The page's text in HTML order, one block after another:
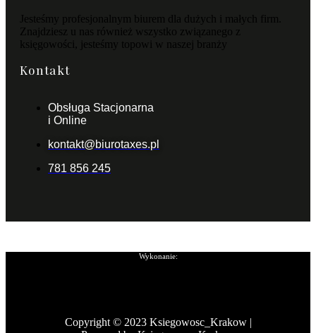
Jesteśmy profesjonalnym biurem dla dużych i małych firm.
Znajdziesz u nas również wszystko związanego z
księgowości, jesteśmy topowi w naszej branży
Kontakt
Obsługa Stacjonarna
i Online
kontakt@biurotaxes.pl
781 856 245
Wykonanie:
Copyright © 2023 Ksiegowosc_Krakow |